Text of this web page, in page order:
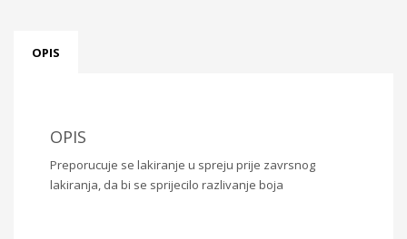
OPIS
OPIS
Preporucuje se lakiranje u spreju prije zavrsnog
lakiranja, da bi se sprijecilo razlivanje boja